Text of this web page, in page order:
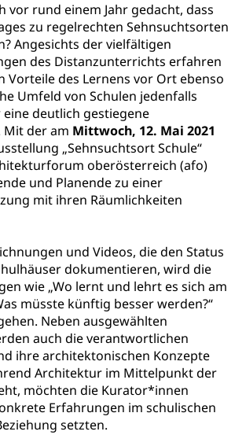
vor rund einem Jahr gedacht, dass
zu regelrechten Sehnsuchtsorten
Angesichts der vielfältigen
des Distanzunterrichts erfahren
Vorteile des Lernens vor Ort ebenso
Umfeld von Schulen jedenfalls
deutlich gestiegene
Mit der am Mittwoch, 12. Mai 2021
„Sehnsuchtsort Schule“
oberösterreich (afo)
und Planende zu einer
mit ihren Räumlichkeiten
und Videos, die den Status
dokumentieren, wird die
wie „Wo lernt und lehrt es sich am
müsste künftig besser werden?“
Neben ausgewählten
auch die verantwortlichen
ihre architektonischen Konzepte
Architektur im Mittelpunkt der
möchten die Kurator*innen
Erfahrungen im schulischen
setzten.